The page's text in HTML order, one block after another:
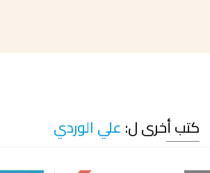
كتب أخرى ل: علي الوردي